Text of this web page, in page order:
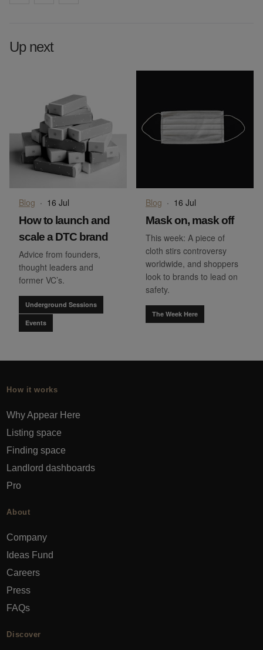
Up next
Blog · 16 Jul
How to launch and
scale a DTC brand
Advice from founders,
thought leaders and
former VC’s.
Underground Sessions
Events
Blog · 16 Jul
Mask on, mask off
This week: A piece of
cloth stirs controversy
worldwide, and shoppers
look to brands to lead on
safety.
The Week Here
How it works
Why Appear Here
Listing space
Finding space
Landlord dashboards
Pro
About
Company
Ideas Fund
Careers
Press
FAQs
Discover